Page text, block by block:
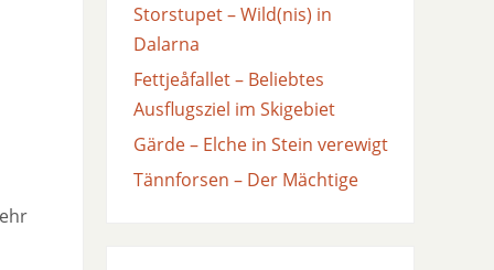
Storstupet – Wild(nis) in
Dalarna
Fettjeåfallet – Beliebtes
Ausflugsziel im Skigebiet
Gärde – Elche in Stein verewigt
Tännforsen – Der Mächtige